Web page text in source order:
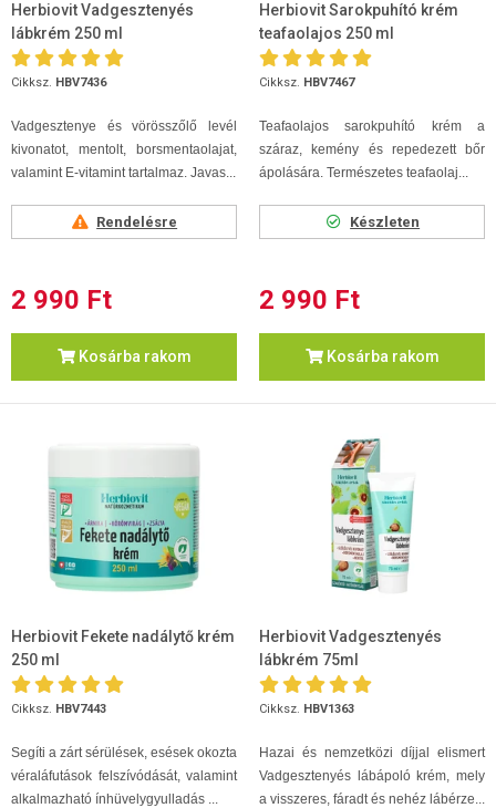
Herbiovit Vadgesztenyés
lábkrém 250 ml
Cikksz. HBV7436
Vadgesztenye és vörösszőlő levél
kivonatot, mentolt, borsmentaolajat,
valamint E-vitamint tartalmaz. Javas...
Rendelésre
2 990 Ft
Kosárba rakom
Herbiovit Sarokpuhító krém
teafaolajos 250 ml
Cikksz. HBV7467
Teafaolajos sarokpuhító krém a
száraz, kemény és repedezett bőr
ápolására. Természetes teafaolaj...
Készleten
2 990 Ft
Kosárba rakom
Herbiovit Fekete nadálytő krém
250 ml
Cikksz. HBV7443
Segíti a zárt sérülések, esések okozta
véraláfutások felszívódását, valamint
alkalmazható ínhüvelygyulladás ...
Herbiovit Vadgesztenyés
lábkrém 75ml
Cikksz. HBV1363
Hazai és nemzetközi díjjal elismert
Vadgesztenyés lábápoló krém, mely
a visszeres, fáradt és nehéz lábérze...